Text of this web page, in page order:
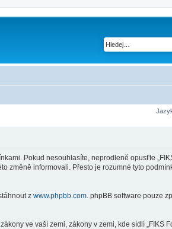
Pokud nesouhlasíte, neprodleně opusťte
změně informovali. Přesto je rozumné tyto
z www.phpbb.com. phpBB software pouze
ve vaší zemi, zákony v zemi, kde sídlí „FIKS